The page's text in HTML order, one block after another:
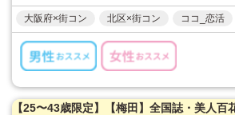
大阪府×街コン 北区×街コン ココ_恋活